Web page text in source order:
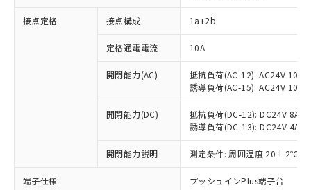
接点定格 接点構成 1a+2b
定格通電電流 10A
開閉能力(AC)
抵抗負荷(AC-12): AC24V 10A/
誘導負荷(AC-15): AC24V
開閉能力(DC)
抵抗負荷(DC-12): DC24V 8A/
誘導負荷(DC-13): DC24V 4A/
開閉能力説明 測定条件: 周囲温度 20±2℃、
端子仕様 プッシュインPlus端子台
ご利用条件
対応済み：EU RoHS指令（10物質）の
非含有に対応した製品が提供可能な商品で
対応予定：EU RoHS指令（10物質）の非含
有に対応した製品に切り替える予定のある
対応予定なし：EU RoHS指令（10物質）の